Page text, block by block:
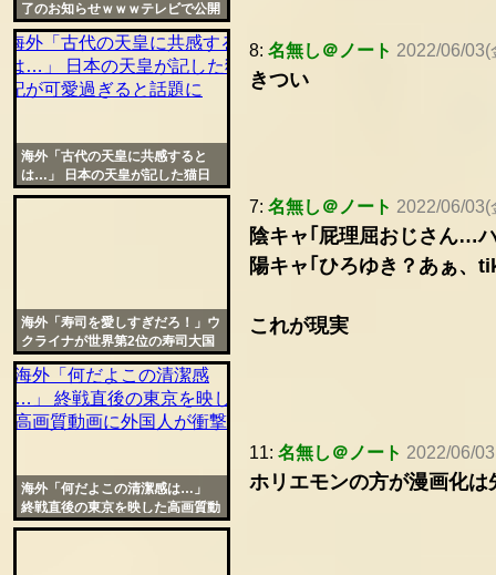
8: 名無し＠ノート 2022/06/03(
きつい
7: 名無し＠ノート 2022/06/03(
陰キャ｢屁理屈おじさん…
陽キャ｢ひろゆき？あぁ、
これが現実
11: 名無し＠ノート 2022/06/
ホリエモンの方が漫画化は
了のお知らせｗｗｗテレビで公開
された裏技がヤバイｗｗｗｗお前
ら急げｗｗｗｗｗｗ
海外「古代の天皇に共感すると
は…」 日本の天皇が記した猫日
記が可愛過ぎると話題に
海外「寿司を愛しすぎだろ！」ウ
クライナが世界第2位の寿司大国
という事実がよく分かる光景が話
題に
海外「何だよこの清潔感は…」
終戦直後の東京を映した高画質動
画に外国人が衝撃